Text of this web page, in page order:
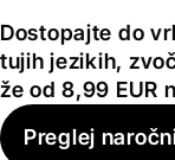
Dostopajte do
tujih jezikih,
že od 8,99 EUR
Preglej